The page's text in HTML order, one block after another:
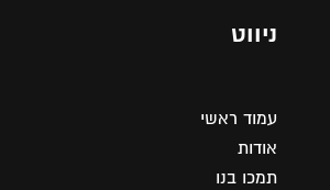
ניווט
עמוד ראשי
אודות
תמכו בנו